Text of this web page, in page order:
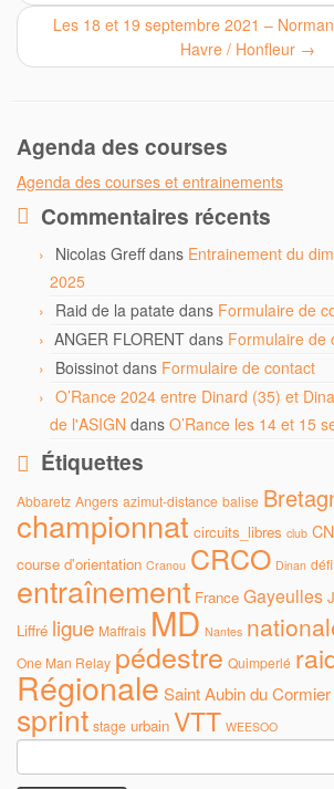
Les 18 et 19 septembre 2021 –
Havre / Honfleur →
Agenda des courses
Agenda des courses et entrainements
Commentaires récents
Nicolas Greffdans Entrainement du
2025
Raid de la patate dans Formulaire de
ANGER FLORENT dans Formulaire de
Boissinot dans Formulaire de contact
O’Rance 2024 entre Dinard (35) et
de l'ASIGN dans O’Rance les 14 et 15
Étiquettes
Abbaretz Angers azimut-distance balise
championnat circuits_libres club
course d'orientation Cranou CRCO Dinan défi
entraînement France Gayeulles
Liffré ligue Maffrais MD Nantes
One Man Relay pédestre Quimperlé
Régionale Saint Aubin du Cormier
sprint stage urbain VTT WEESOO